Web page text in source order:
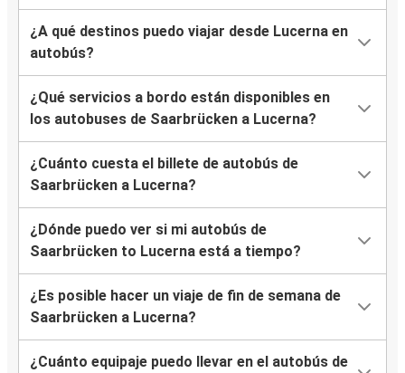
¿A qué destinos puedo viajar desde Lucerna en
autobús?
¿Qué servicios a bordo están disponibles en
los autobuses de Saarbrücken a Lucerna?
¿Cuánto cuesta el billete de autobús de
Saarbrücken a Lucerna?
¿Dónde puedo ver si mi autobús de
Saarbrücken to Lucerna está a tiempo?
¿Es posible hacer un viaje de fin de semana de
Saarbrücken a Lucerna?
¿Cuánto equipaje puedo llevar en el autobús de